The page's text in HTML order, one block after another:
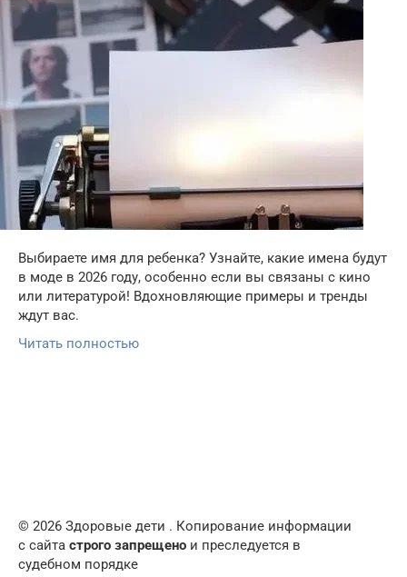
Выбираете имя для ребенка? Узнайте, какие имена будут
в моде в 2026 году, особенно если вы связаны с кино
или литературой! Вдохновляющие примеры и тренды
ждут вас.
Читать полностью
© 2026 Здоровые дети . Копирование информации
с сайта строго запрещено и преследуется в
судебном порядке